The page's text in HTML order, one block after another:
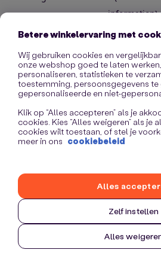
information).
Betere winkelervaring met
Wij gebruiken cookies en
onze webshop goed te laten
personaliseren, statistieken te
toestemming, persoonsgegevens
gepersonaliseerde en niet-
Klik op “Alles accepteren” als je
cookies. Kies “Alles weigeren” als je
cookies wilt toestaan, of stel je
meer in ons cookiebeleid
Zelf instellen
Alles
Alles